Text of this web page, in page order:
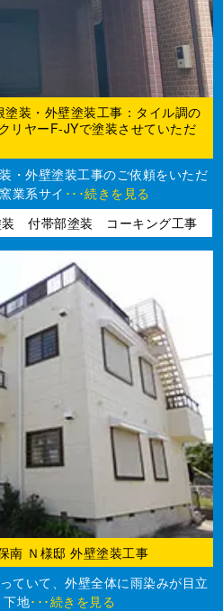
装・外壁塗装工事：タイル調の
リヤーF-JYで塗装させていただ
・外壁塗装工事のご依頼をいただ
業系サイ ･･･続きを見る
付帯部塗装 コーキング工事
南 Ｎ様邸 外壁塗装工事
ていて、外壁全体に雨染みが目立
下地･･･続きを見る